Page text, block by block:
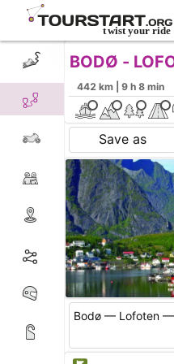
CREATE
BODØ -
442 km | 9 h 8 min
Save as
Bodø — Lofoten